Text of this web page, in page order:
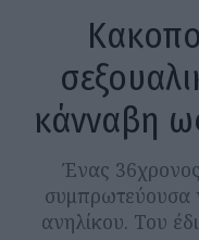
κάνναβη
Ένας
συμπρωτεύουσα
ανηλίκου. Του